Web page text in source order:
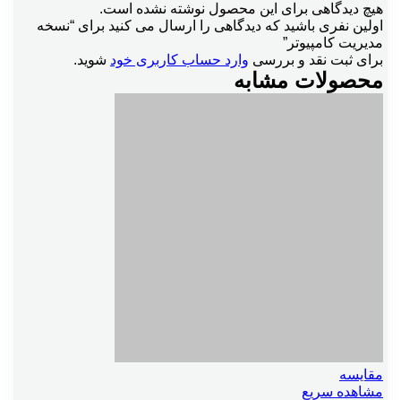
هیچ دیدگاهی برای این محصول نوشته نشده است.
اولین نفری باشید که دیدگاهی را ارسال می کنید برای “نسخه
مدیریت کامپیوتر”
برای ثبت نقد و بررسی وارد حساب کاربری خود شوید.
محصولات مشابه
مقایسه
مشاهده سریع